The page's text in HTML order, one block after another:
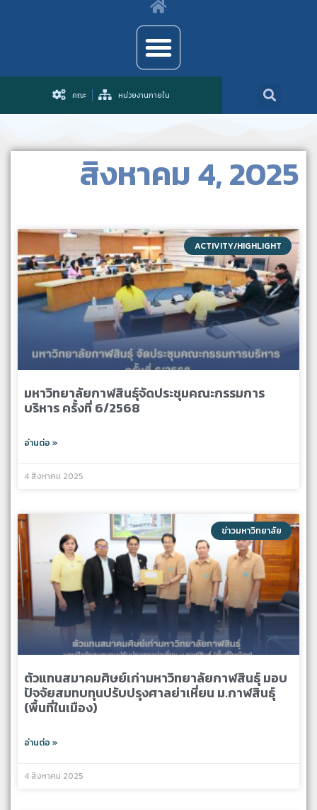
คณะ หน่วยงานภายใน
สิงหาคม 4, 2025
ACTIVITY/HIGHLIGHT
มหาวิทยาลัยกาฬสินธุ์จัดประชุมคณะกรรมการ
บริหาร ครั้งที่ 6/2568
อ่านต่อ »
4 สิงหาคม 2025
ข่าวมหาวิทยาลัย
ตัวแทนสมาคมศิษย์เก่ามหาวิทยาลัยกาฬสินธุ์ มอบ
ปัจจัยสมทบทุนปรับปรุงศาลย่าเหี่ยน ม.กาฬสินธุ์
(พื้นที่ในเมือง)
อ่านต่อ »
4 สิงหาคม 2025